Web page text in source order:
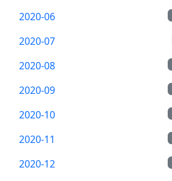
2020-06
2020-07
2020-08
2020-09
2020-10
2020-11
2020-12